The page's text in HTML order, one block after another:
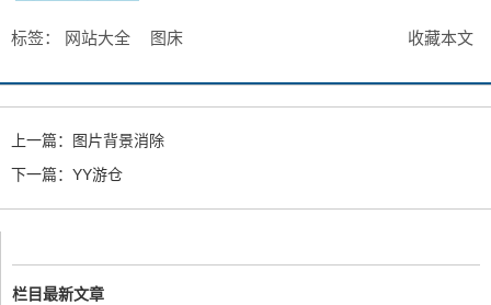
收藏本文
标签： 网站大全 图床
上一篇：
图片背景消除
下一篇： YY游仓
栏目最新文章